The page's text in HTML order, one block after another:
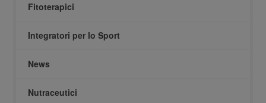
Fitoterapici
Integratori per lo Sport
News
Nutraceutici